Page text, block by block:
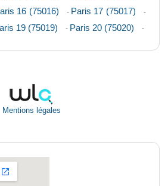
16 (75016) - Paris 17 (75017) -
19 (75019) - Paris 20 (75020) -
Mentions légales